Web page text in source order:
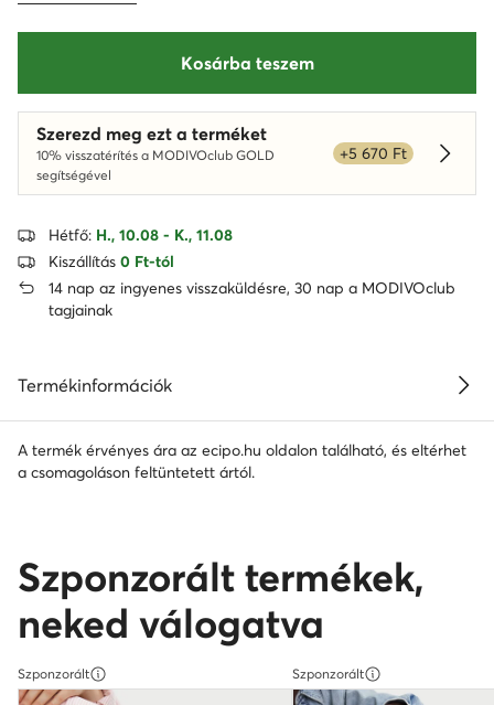
Kosárba teszem
Szerezd meg ezt a terméket
10% visszatérítés a MODIVOclub GOLD
segítségével
+5 670 Ft
Hétfő: H., 10.08 - K., 11.08
Kiszállítás 0 Ft-tól
14 nap az ingyenes visszaküldésre, 30 nap a MODIVOclub
tagjainak
Termékinformációk
A termék érvényes ára az ecipo.hu oldalon található, és eltérhet
a csomagoláson feltüntetett ártól.
Szponzorált termékek,
neked válogatva
Szponzorált Szponzorált